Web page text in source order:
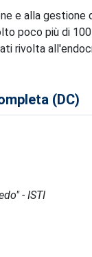
e alla gestione
poco più di
rivolta
(DC)
- ISTI